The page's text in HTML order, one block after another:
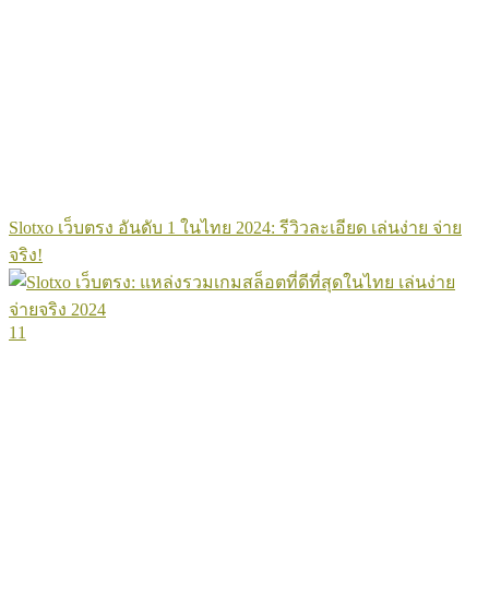
Slotxo เว็บตรง อันดับ 1 ในไทย 2024: รีวิวละเอียด เล่นง่าย จ่าย
จริง!
11